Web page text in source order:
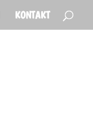
KONTAKT